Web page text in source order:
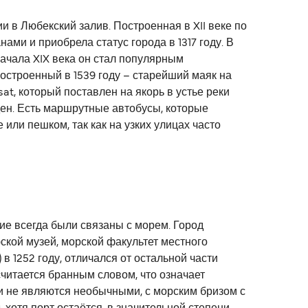
в Любекский залив. Построенная в XII веке по
и приобрела статус города в 1317 году. В
XIX века он стал популярным
в 1539 году – старейший маяк на
который поставлен на якорь в устье реки
Есть маршрутные автобусы, которые
пешком, так как на узких улицах часто
всегда были связаны с морем. Город
музей, морской факультет местного
году, отличался от остальной части
бранным словом, что означает
не являются необычными, с морским бризом с